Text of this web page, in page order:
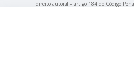
direito autoral – artigo 184 do Código